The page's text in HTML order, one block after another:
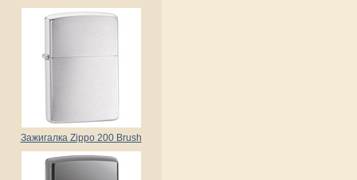
Зажигалка Zippo 200 Brush